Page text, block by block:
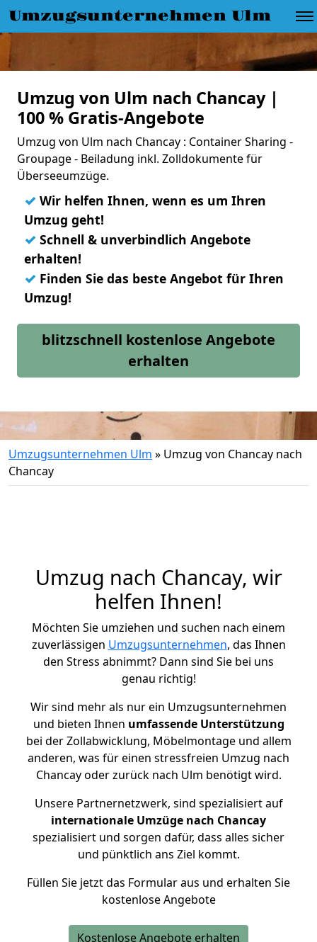
Umzugsunternehmen Ulm
Umzug von Ulm nach Chancay |
100 % Gratis-Angebote
Umzug von Ulm nach Chancay : Container Sharing -
Groupage - Beiladung inkl. Zolldokumente für
Überseeumzüge.
✓ Wir helfen Ihnen, wenn es um Ihren
Umzug geht!
✓ Schnell & unverbindlich Angebote
erhalten!
✓ Finden Sie das beste Angebot für Ihren
Umzug!
blitzschnell kostenlose Angebote
erhalten
Umzugsunternehmen Ulm » Umzug von Chancay nach
Chancay
Umzug nach Chancay, wir
helfen Ihnen!
Möchten Sie umziehen und suchen nach einem
zuverlässigen Umzugsunternehmen, das Ihnen
den Stress abnimmt? Dann sind Sie bei uns
genau richtig!
Wir sind mehr als nur ein Umzugsunternehmen
und bieten Ihnen umfassende Unterstützung
bei der Zollabwicklung, Möbelmontage und allem
anderen, was für einen stressfreien Umzug nach
Chancay oder zurück nach Ulm benötigt wird.
Unsere Partnernetzwerk, sind spezialisiert auf
internationale Umzüge nach Chancay
spezialisiert und sorgen dafür, dass alles sicher
und pünktlich ans Ziel kommt.
Füllen Sie jetzt das Formular aus und erhalten Sie
kostenlose Angebote
Kostenlose Angebote erhalten